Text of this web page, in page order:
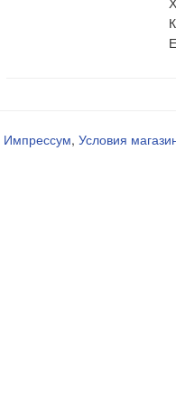
Импрессум, Условия